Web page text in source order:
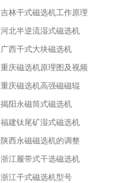
吉林干式磁选机工作原理
河北半逆流湿式磁选机
广西干式大块磁选机
重庆磁选机原理图及视频
重庆磁选机高强磁磁辊
揭阳永磁筒式磁选机
福建钛尾矿湿式磁选机
陕西永磁磁选机的调整
浙江履带式干选磁选机
浙江干式磁选机型号